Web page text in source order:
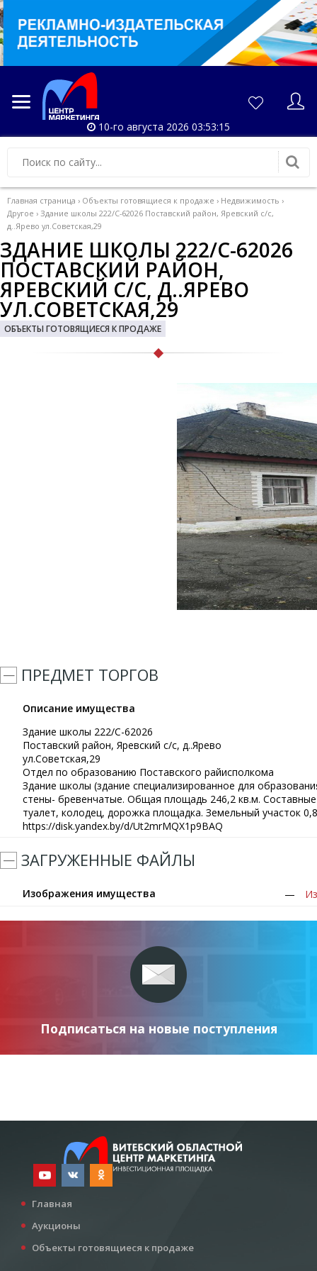
10-го августа 2026 03:53:15
Главная страница › Объекты готовящиеся к продаже › Недвижимость ›
Другое › Здание школы 222/С-62026 Поставский район, Яревский с/с,
д..Ярево ул.Советская,29
ЗДАНИЕ ШКОЛЫ 222/С-62026
ПОСТАВСКИЙ РАЙОН,
ЯРЕВСКИЙ С/С, Д..ЯРЕВО
УЛ.СОВЕТСКАЯ,29
ОБЪЕКТЫ ГОТОВЯЩИЕСЯ К ПРОДАЖЕ
ПРЕДМЕТ ТОРГОВ
Описание имущества
Здание школы 222/С-62026
Поставский район, Яревский с/с, д..Ярево
ул.Советская,29
Отдел по образованию Поставского райисполкома
Здание школы (здание специализированное для
стены- бревенчатые. Общая площадь 246,2 кв.м.
туалет, колодец, дорожка площадка. Земельный участок
https://disk.yandex.by/d/Ut2mrMQX1p9BAQ
ЗАГРУЖЕННЫЕ ФАЙЛЫ
Изображения имущества
Подписаться на новые поступления
Главная
Аукционы
Объекты готовящиеся к продаже